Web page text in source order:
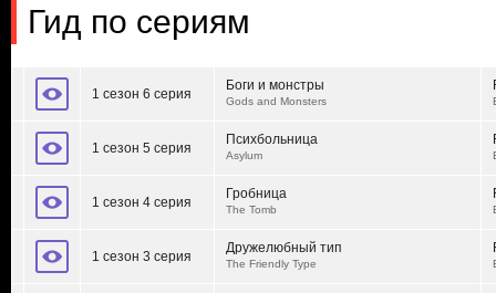
Гид по сериям
1 сезон 6 серия
Боги и монстры
Gods and Monsters
1 сезон 5 серия
Психбольница
Asylum
1 сезон 4 серия
Гробница
The Tomb
1 сезон 3 серия
Дружелюбный тип
The Friendly Type